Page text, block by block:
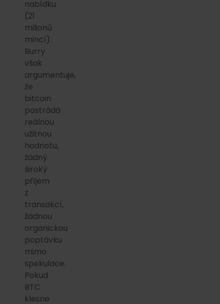
nabídku
(21
milionů
mincí).
Burry
však
argumentuje,
že
bitcoin
postrádá
reálnou
užitnou
hodnotu,
žádný
široký
příjem
z
transakcí,
žádnou
organickou
poptávku
mimo
spekulace.
Pokud
BTC
klesne